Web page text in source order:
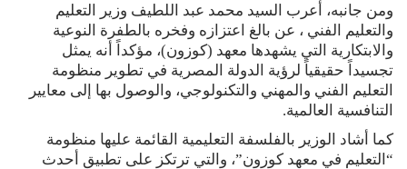
ومن جانبه، أعرب السيد محمد عبد اللطيف وزير التعليم
والتعليم الفني ، عن بالغ اعتزازه وفخره بالطفرة النوعية
والابتكارية التي يشهدها معهد (كوزون)، مؤكداً أنه يمثل
تجسيداً حقيقياً لرؤية الدولة المصرية في تطوير منظومة
التعليم الفني والمهني والتكنولوجي، والوصول بها إلى معايير
التنافسية العالمية.
كما أشاد الوزير بالفلسفة التعليمية القائمة عليها منظومة
“التعليم في معهد كوزون”، والتي ترتكز على تطبيق أحدث